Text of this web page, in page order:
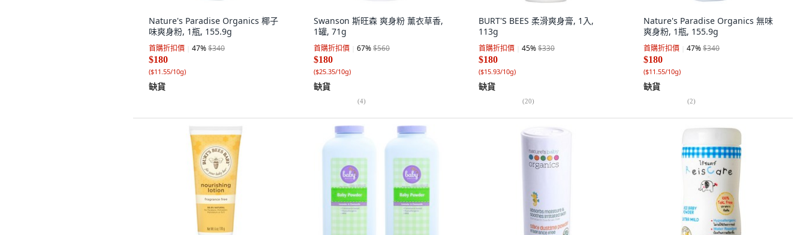
Nature's Paradise Organics 椰子
味爽身粉, 1瓶, 155.9g
首購折扣價 47%$340
$180
($11.55/10g)
缺貨
Swanson 斯旺森 爽身粉 薰衣草香,
1罐, 71g
首購折扣價 67%$560
$180
($25.35/10g)
缺貨
(4)
BURT'S BEES 柔滑爽身膏, 1入,
113g
首購折扣價 45%$330
$180
($15.93/10g)
缺貨
(20)
Nature's Paradise Organics 無味
爽身粉, 1瓶, 155.9g
首購折扣價 47%$340
$180
($11.55/10g)
缺貨
(2)